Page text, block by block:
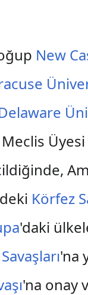
New
Körfez
'daki
'na
'na onay